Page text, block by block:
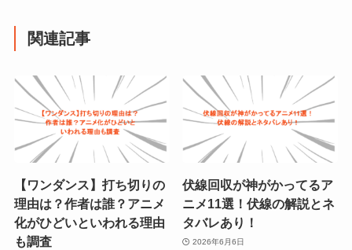
関連記事
【ワンダンス】打ち切りの
理由は？作者は誰？アニメ
化がひどいといわれる理由
も調査
伏線回収が神がかってるア
ニメ11選！伏線の解説とネ
タバレあり！
2026年6月6日